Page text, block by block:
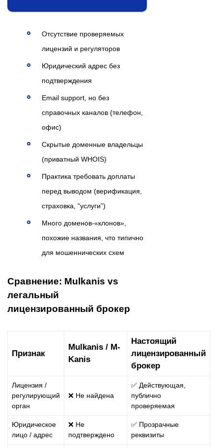
Отсутствие проверяемых
лицензий и регуляторов
Юридический адрес без
подтверждения
Email support, но без
справочных каналов (телефон,
офис)
Скрытые доменные владельцы
(приватный WHOIS)
Практика требовать доплаты
перед выводом (верификация,
страховка, “услуги”)
Много доменов-«клонов»,
похожие названия, что типично
для мошеннических схем
Сравнение: Mulkanis vs
легальный
лицензированный брокер
Признак
Mulkanis / M-
Kanis
Настоящий
лицензированный
брокер
Лицензия /
регулирующий
орган
❌ Не найдена
✅ Действующая,
публично
проверяемая
Юридическое
лицо / адрес
❌ Не
подтверждено
✅ Прозрачные
реквизиты